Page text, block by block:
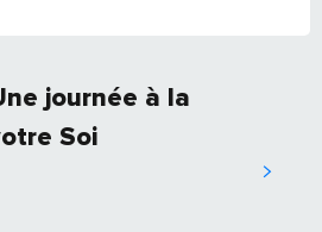
journée à la
Soi